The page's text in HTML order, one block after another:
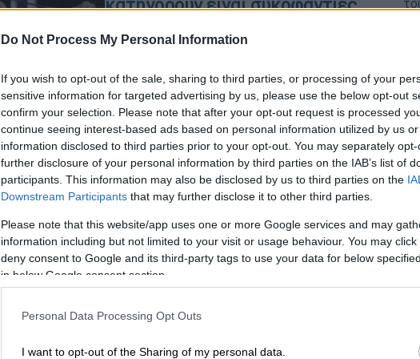
Do Not Process My Personal Information
If you wish to opt-out of the sale, sharing to third parties, or processing of your
sensitive information for targeted advertising by us, please use the below opt-out
confirm your selection. Please note that after your opt-out request is processed
continue seeing interest-based ads based on personal information utilized by us
information disclosed to third parties prior to your opt-out. You may separately
further disclosure of your personal information by third parties on the IAB’s list of
participants. This information may also be disclosed by us to third parties on the
Downstream Participants that may further disclose it to other third parties.
Please note that this website/app uses one or more Google services and may
information including but not limited to your visit or usage behaviour. You may
deny consent to Google and its third-party tags to use your data for below
in below Google consent section.
Personal Data Processing Opt Outs
I want to opt-out of the Sharing of my personal data.
κατηγορούν είναι συκοφαντίες...
Νικολάου
Πολιτική|10.03.2023 19:15
Πηγές ΝΔ για Νικολάου: Εδώ και 2
εβδομάδες της διαμηνύσαμε πως
δεν θα είναι υποψήφια
Απάντηση της Πειραιώς σε αναφορές
που αποδίδονται στην πρώην Γενική